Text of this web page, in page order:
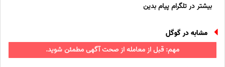
بیشتر در تلگرام پیام بدین
مشابه در گوگل
مهم: قبل از معامله از صحت آگهی مطمئن شوید.